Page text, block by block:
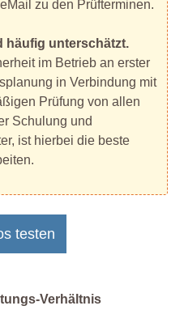
zu den Prüfterminen.
häufig unterschätzt.
im Betrieb an erster
in Verbindung mit
Prüfung von allen
Schulung und
ist hierbei die beste
testen
Verhältnis